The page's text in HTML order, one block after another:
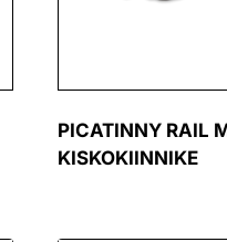
PICATINNY RAIL
KISKOKIINNIKE